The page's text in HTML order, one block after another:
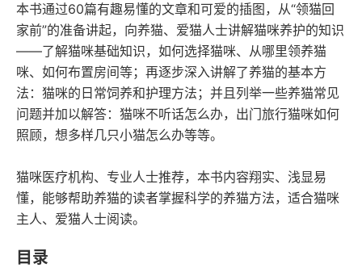
本书通过60篇有趣易懂的文章和可爱的插图，从“领猫回
家前”的准备讲起，向养猫、爱猫人士讲解猫咪养护的知识
——了解猫咪基础知识，如何选择猫咪、从哪里领养猫
咪、如何布置房间等；再逐步深入讲解了养猫的基本方
法：猫咪的日常饲养和护理方法；并且列举一些养猫常见
问题并加以解答：猫咪不听话怎么办，出门旅行猫咪如何
照顾，想多样几只小猫怎么办等等。
猫咪医疗机构、专业人士推荐，本书内容翔实、浅显易
懂，能够帮助养猫的读者掌握科学的养猫方法，适合猫咪
主人、爱猫人士阅读。
目录